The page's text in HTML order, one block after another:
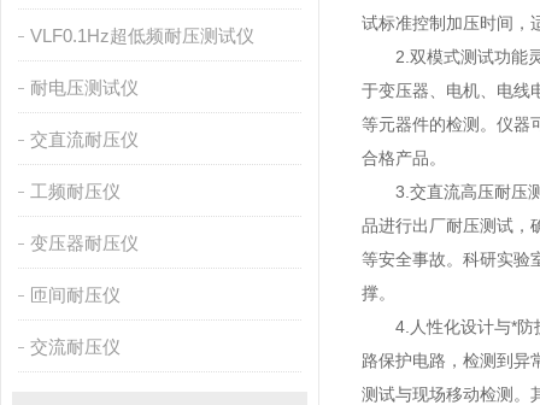
VLF0.1Hz超低频耐压测试仪
耐电压测试仪
交直流耐压仪
工频耐压仪
变压器耐压仪
匝间耐压仪
交流耐压仪
试标准控制加压时间，
2.双模式测试功能灵
于变压器、电机、电线
等元器件的检测。仪器
合格产品。
3.交直流高压耐压测
品进行出厂耐压测试，
等安全事故。科研实验
撑。
4.人性化设计与*防护
路保护电路，检测到异
测试与现场移动检测。